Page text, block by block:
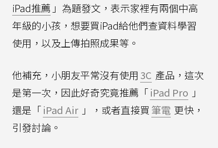
iPad推薦 」為題發文，表示家裡有兩個中高
年級的小孩，想要買iPad給他們查資料學習
使用，以及上傳拍照成果等。
他補充，小朋友平常沒有使用 3C 產品，這次
是第一次，因此好奇究竟推薦「iPad Pro 」
還是「iPad Air 」，或者直接買 筆電 更快，
引發討論。